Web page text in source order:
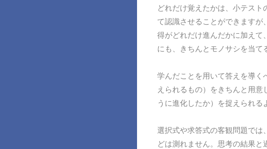
どれだけ覚えたかは、小テスト
て認識させることができますが
得がどれだけ進んだかに加えて
にも、きちんとモノサシを当て
学んだことを用いて答えを導く
えられるもの）をきちんと用
うに進化したか）を捉えられる
選択式や求答式の客観問題では
どは測れません。思考の結果と